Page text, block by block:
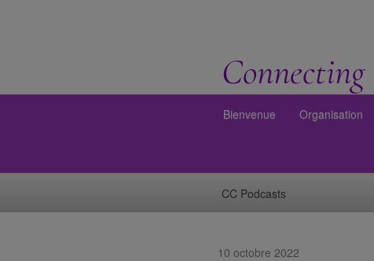
Connecting
Bienvenue Organisation
CC Podcasts
10 octobre 2022